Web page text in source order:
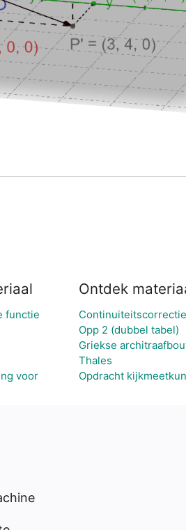
functie
voor
Ontdek
Opp 2 (dubbel tabel)
Griekse
Thales
Opdracht